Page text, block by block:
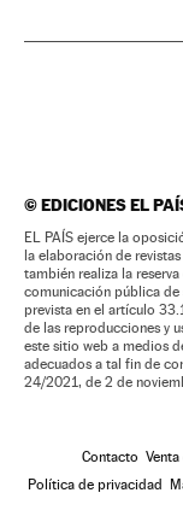
©EDICIONES EL
EL PAÍS ejerce la
la elaboración de
también realiza la
comunicación pública de
prevista en el artículo
de las reproducciones y
este sitio web a medios
adecuados a tal fin de
24/2021, de 2 de
Contacto
Política de privacidad